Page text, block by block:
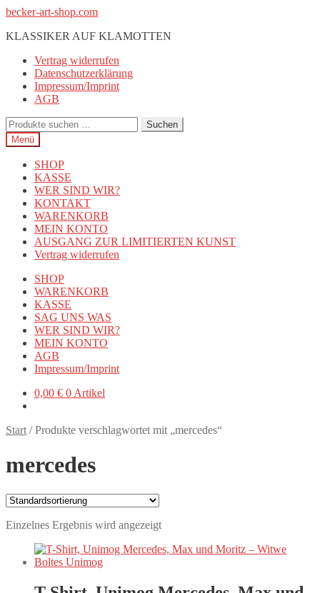
Zur
springen
Zum
springen
becker-art-shop.com
KLASSIKER AUF KLAMOTTEN
Vertrag widerrufen
Datenschutzerklärung
Impressum/Imprint
AGB
Suchen
nach:
Suchen
Menü
SHOP
KASSE
WER SIND WIR?
KONTAKT
WARENKORB
MEIN KONTO
AUSGANG ZUR LIMITIERTEN KUNST
Vertrag widerrufen
SHOP
WARENKORB
KASSE
SAG UNS WAS
WER SIND WIR?
MEIN KONTO
AGB
Impressum/Imprint
0,00 € 0 Artikel
Start /Produkte verschlagwortet mit „mercedes“
mercedes
Einzelnes Ergebnis wird angezeigt